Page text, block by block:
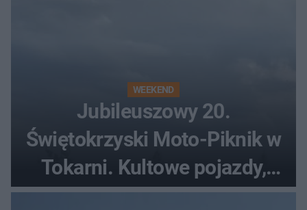
WEEKEND
Jubileuszowy 20.
Świętokrzyski Moto-Piknik w
Tokarni. Kultowe pojazdy,
pokazy i muzyczna scena w